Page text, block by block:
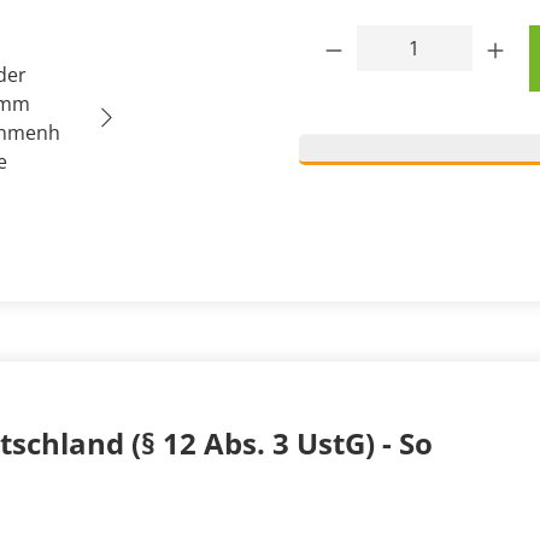
Produkt
(§ 12 Abs. 3 UstG) - So